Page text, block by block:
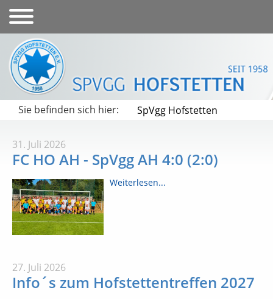
Sie befinden sich hier: SpVgg Hofstetten
31. Juli 2026
FC HO AH - SpVgg AH 4:0 (2:0)
Weiterlesen...
27. Juli 2026
Info´s zum Hofstettentreffen 2027